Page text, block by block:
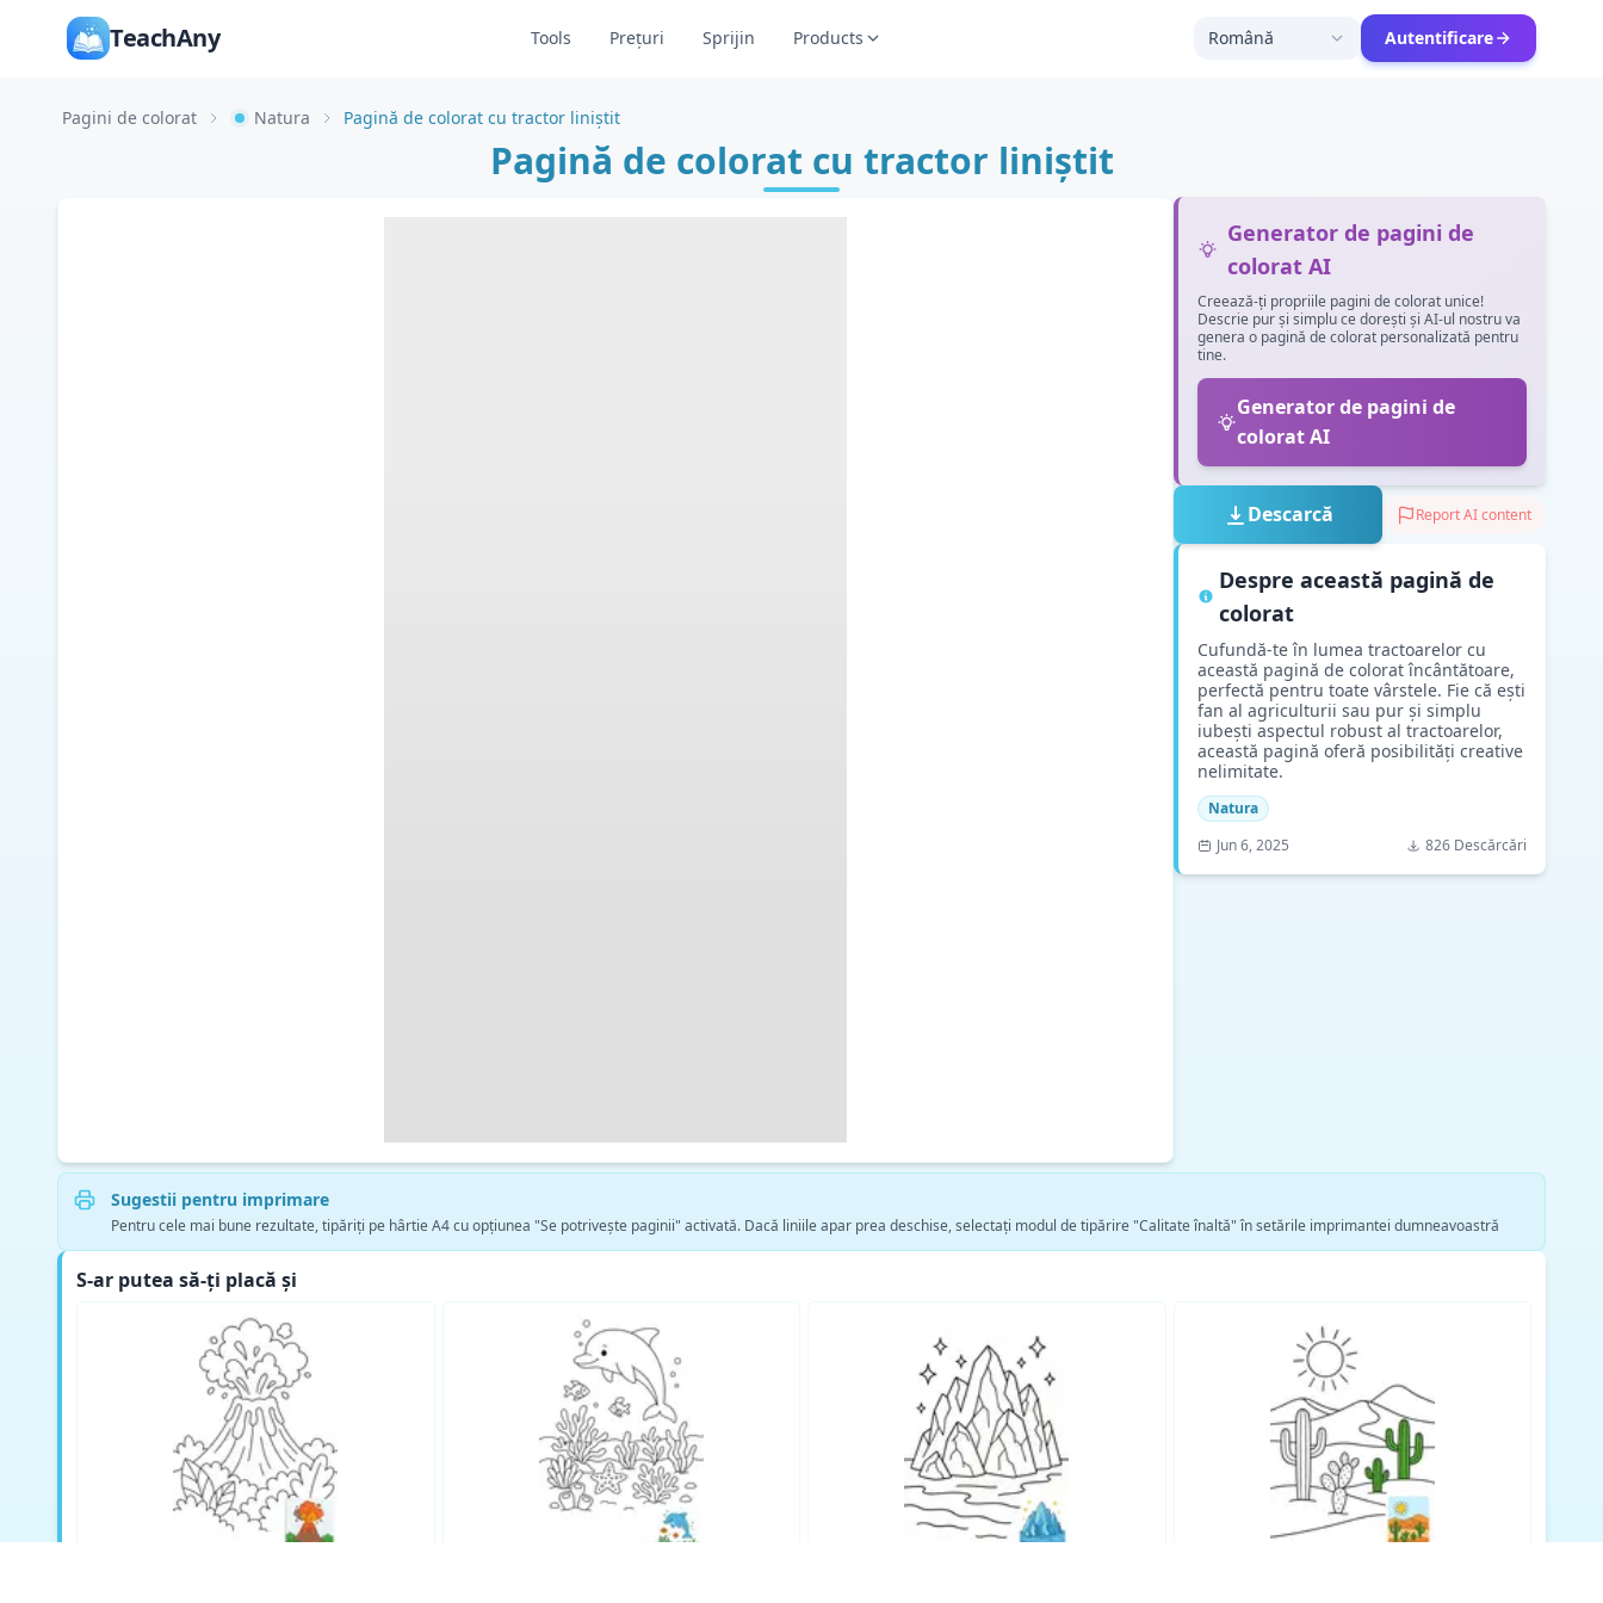
TeachAny Tools Prețuri Sprijin Products Română Autentificare
Pagini de colorat Natura Pagină de colorat cu tractor liniștit
Pagină de colorat cu tractor liniștit
Generator de pagini de
colorat AI
Creează-ți propriile pagini de colorat unice!
Descrie pur și simplu ce dorești și AI-ul nostru va
genera o pagină de colorat personalizată pentru
tine.
Generator de pagini de
colorat AI
Descarcă Report AI content
Despre această pagină de
colorat
Cufundă-te în lumea tractoarelor cu
această pagină de colorat încântătoare,
perfectă pentru toate vârstele. Fie că ești
fan al agriculturii sau pur și simplu
iubești aspectul robust al tractoarelor,
această pagină oferă posibilități creative
nelimitate.
Natura
Jun 6, 2025
826 Descărcări
Sugestii pentru imprimare
Pentru cele mai bune rezultate, tipăriți pe hârtie A4 cu opțiunea "Se potrivește paginii" activată. Dacă liniile apar prea deschise, selectați modul de tipărire "Calitate înaltă" în setările imprimantei dumneavoastră
S-ar putea să-ți placă și